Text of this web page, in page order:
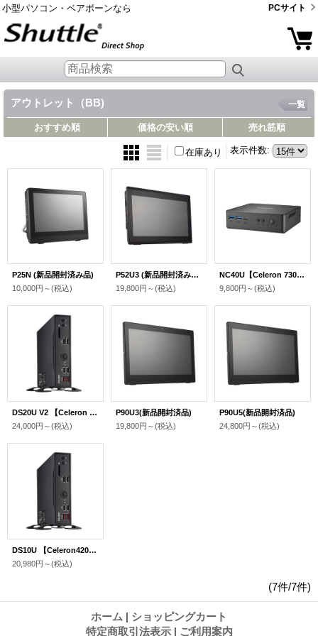
小型パソコン・ベアボーンなら PCサイト
アウトレット（BB) 一覧
おすすめ順 価格の安い順 売れ筋順
表示件数:
在庫あり
P25N (新品開封済み品)
10,000円～(税込)
P52U3 (新品開封済み品)【Core i3-10110U 】
19,800円～(税込)
NC40U【Celeron 7305】
9,800円～(税込)
DS20U V2 【Celeron 5205U】（新品開封済み品）
24,000円～(税込)
P90U3(新品開封済品)
19,800円～(税込)
P90U5(新品開封済品)
24,800円～(税込)
DS10U 【Celeron4205U】（ユーズド品）
20,980円～(税込)
(7件/7件)
ホーム | ショッピングカート
特定商取引法表示 | ご利用案内